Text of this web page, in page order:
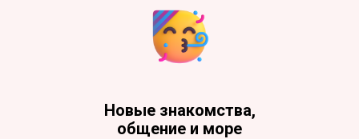
Новые знакомства,
общение и море